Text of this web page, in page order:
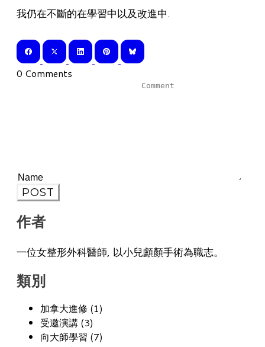
我仍在不斷的在學習中以及改進中.
0 Comments
POST
作者
一位女整形外科醫師, 以小兒顱顏手術為職志。
類別
加拿大進修 (1)
受邀演講 (3)
向大師學習 (7)